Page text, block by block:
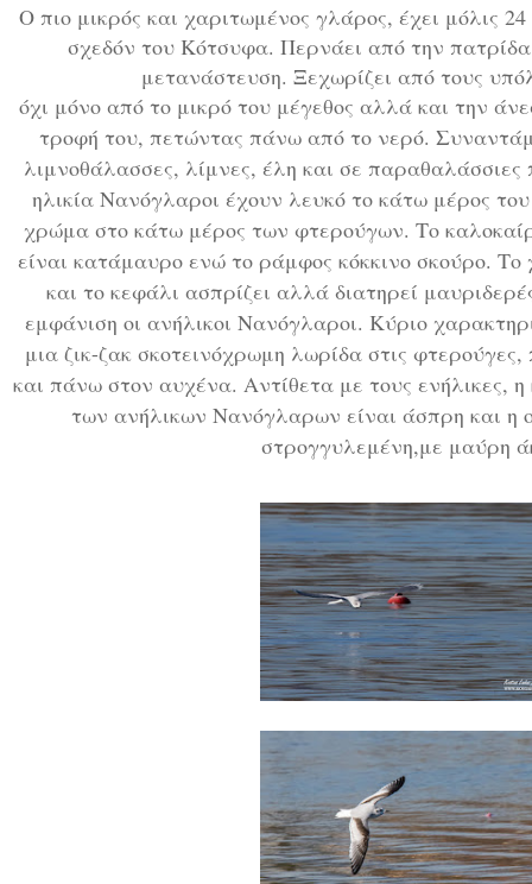
Ο πιο μικρός και χαριτωμένος γλάρος, έχει μόλις
σχεδόν του Κότσυφα. Περνάει από την
μετανάστευση. Ξεχωρίζει από τους
όχι μόνο από το μικρό του μέγεθος αλλά και την
τροφή του, πετώντας πάνω από το νερό.
λιμνοθάλασσες, λίμνες, έλη και σε παραθαλάσσιες
ηλικία Νανόγλαροι έχουν λευκό το κάτω μέρος
χρώμα στο κάτω μέρος των φτερούγων. Το
είναι κατάμαυρο ενώ το ράμφος κόκκινο σκούρο.
και το κεφάλι ασπρίζει αλλά διατηρεί
εμφάνιση οι ανήλικοι Νανόγλαροι. Κύριο
μια ζικ-ζακ σκοτεινόχρωμη λωρίδα στις
και πάνω στον αυχένα. Αντίθετα με τους
των ανήλικων Νανόγλαρων είναι άσπρη και η
στρογγυλεμένη,με μαύρη